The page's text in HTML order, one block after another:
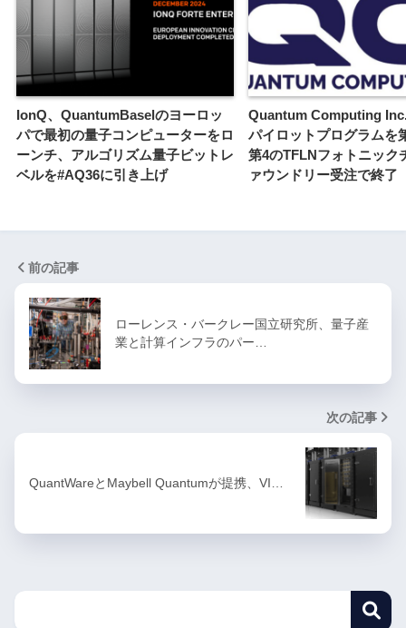
IonQ、QuantumBaselのヨーロッ
パで最初の量子コンピューターをロ
ーンチ、アルゴリズム量子ビットレ
ベルを#AQ36に引き上げ
Quantum Computing
パイロットプログラムを
第4のTFLNフォトニック
ァウンドリー受注で終了
前の記事
ローレンス・バークレー国立研究所、量子産
業と計算インフラのパー…
次の記事
QuantWareとMaybell Quantumが提携、VI…